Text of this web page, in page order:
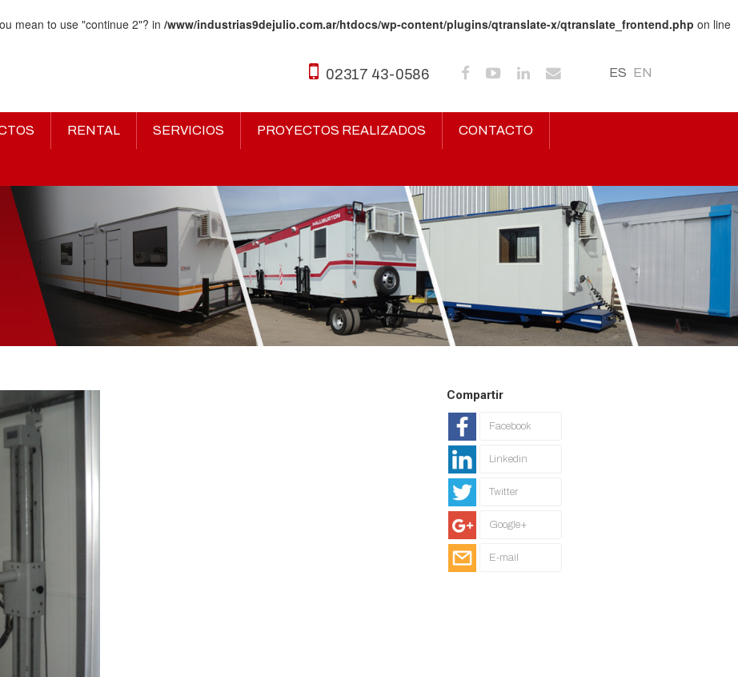
mean to use "continue 2"? in /www/industrias9dejulio.com.ar/htdocs/wp-content/plugins/qtranslate-x/qtranslate_frontend.php on line
ES EN
02317 43-0586
RENTAL SERVICIOS PROYECTOS REALIZADOS CONTACTO
Compartir
Facebook
Linkedin
Twitter
Google+
E-mail